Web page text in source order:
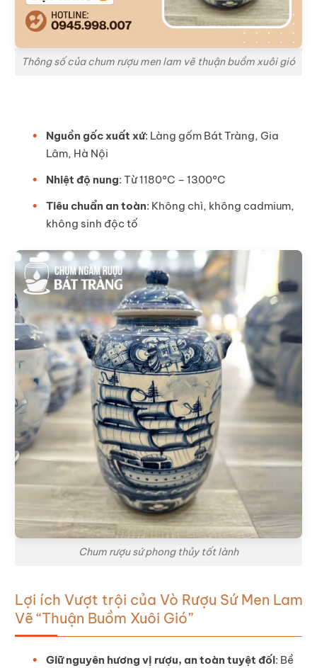
Thông số của chum rượu men lam vẽ thuận buồm xuôi gió
Nguồn gốc xuất xứ: Làng gốm Bát Tràng, Gia
Lâm, Hà Nội
Nhiệt độ nung: Từ 1180°C – 1300°C
Tiêu chuẩn an toàn: Không chì, không cadmium,
không sinh độc tố
Chum rượu sứ phong thủy tốt lành
Lợi ích Vượt trội của Vò Rượu Sứ Men Lam
Vẽ “Thuận Buồm Xuôi Gió”
Giữ nguyên hương vị rượu, an toàn tuyệt đối: Bề